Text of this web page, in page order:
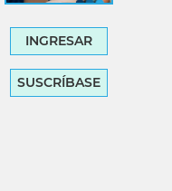
INGRESAR
SUSCRÍBASE